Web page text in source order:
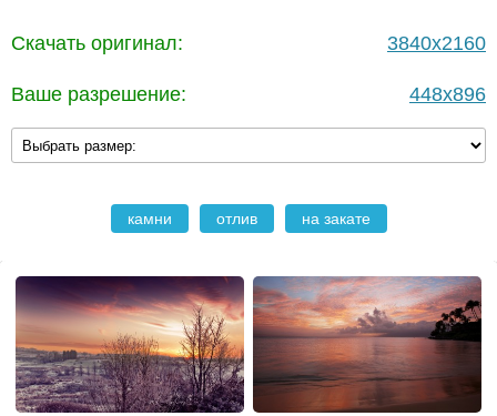
Скачать оригинал: 3840x2160
Ваше разрешение: 448x896
камни отлив на закате